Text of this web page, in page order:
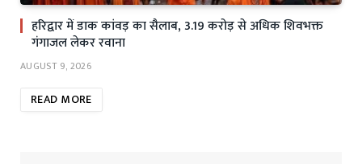
हरिद्वार में डाक कांवड़ का सैलाब, 3.19 करोड़ से अधिक शिवभक्त
गंगाजल लेकर रवाना
AUGUST 9, 2026
READ MORE